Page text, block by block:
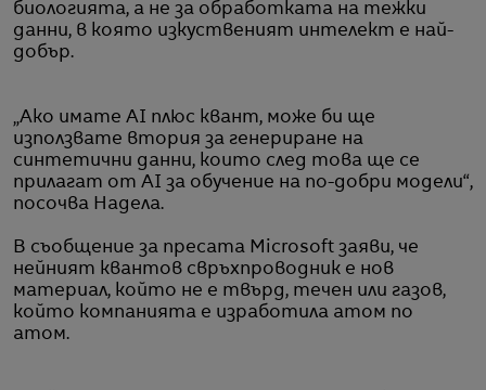
биологията, а не за обработката на тежки
данни, в която изкуственият интелект е най-
добър.
„Ако имате AI плюс квант, може би ще
използвате втория за генериране на
синтетични данни, които след това ще се
прилагат от AI за обучение на по-добри модели“,
посочва Наделa.
В съобщение за пресата Microsoft заяви, че
нейният квантов свръхпроводник е нов
материал, който не е твърд, течен или газов,
който компанията е изработила атом по
атом.